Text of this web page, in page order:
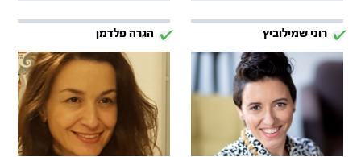
רוני שמילוביץ הגרה פלדמן